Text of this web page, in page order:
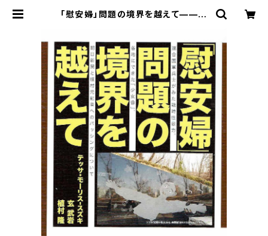
「慰安婦」問題の境界を越えて——連
者へのバッシングについて［寿郎社ブ
ックレット3］ | 寿郎社のネットストア